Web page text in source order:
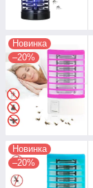
Новинка
–20%
Новинка
–20%